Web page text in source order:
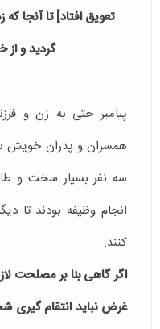
تعويق افتاد] تا آنجا
گرديد و
پیامبر حتی به زن و
همسران و پدران خویش
سه نفر بسیار سخت و
انجام وظیفه بودند تا
کنند.
اگر گاهی بنا بر مصلحت
غرض نباید انتقام گیری